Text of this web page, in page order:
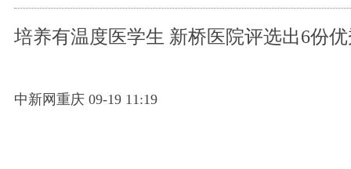
培养有温度医学生 新桥医院评选出6份
中新网重庆 09-19 11:19